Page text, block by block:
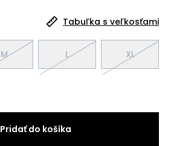
Tabuľka s veľkosťami
M L XL
Pridať do košíka